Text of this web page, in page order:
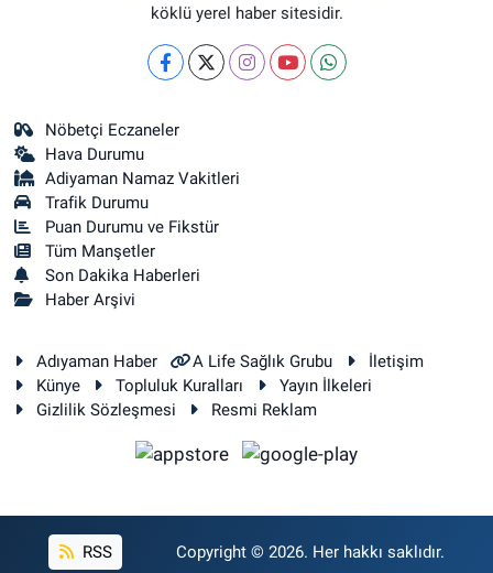
köklü yerel haber sitesidir.
Nöbetçi Eczaneler
Hava Durumu
Adiyaman Namaz Vakitleri
Trafik Durumu
Puan Durumu ve Fikstür
Tüm Manşetler
Son Dakika Haberleri
Haber Arşivi
Adıyaman Haber A Life Sağlık Grubu
İletişim
Künye
Topluluk Kuralları
Yayın İlkeleri
Gizlilik Sözleşmesi
Resmi Reklam
RSS Copyright © 2026. Her hakkı saklıdır.